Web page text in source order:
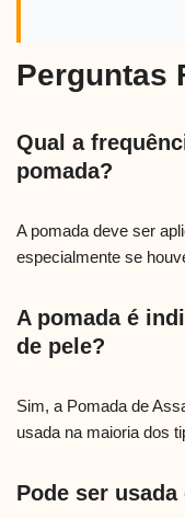
Perguntas
Qual a
pomada?
A pomada deve ser
especialmente se
A pomada é
de pele?
Sim, a Pomada de
usada na maioria dos
Pode ser